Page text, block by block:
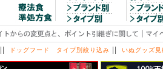
|| ドッグフード タイプ別絞り込み || いぬグッズ見